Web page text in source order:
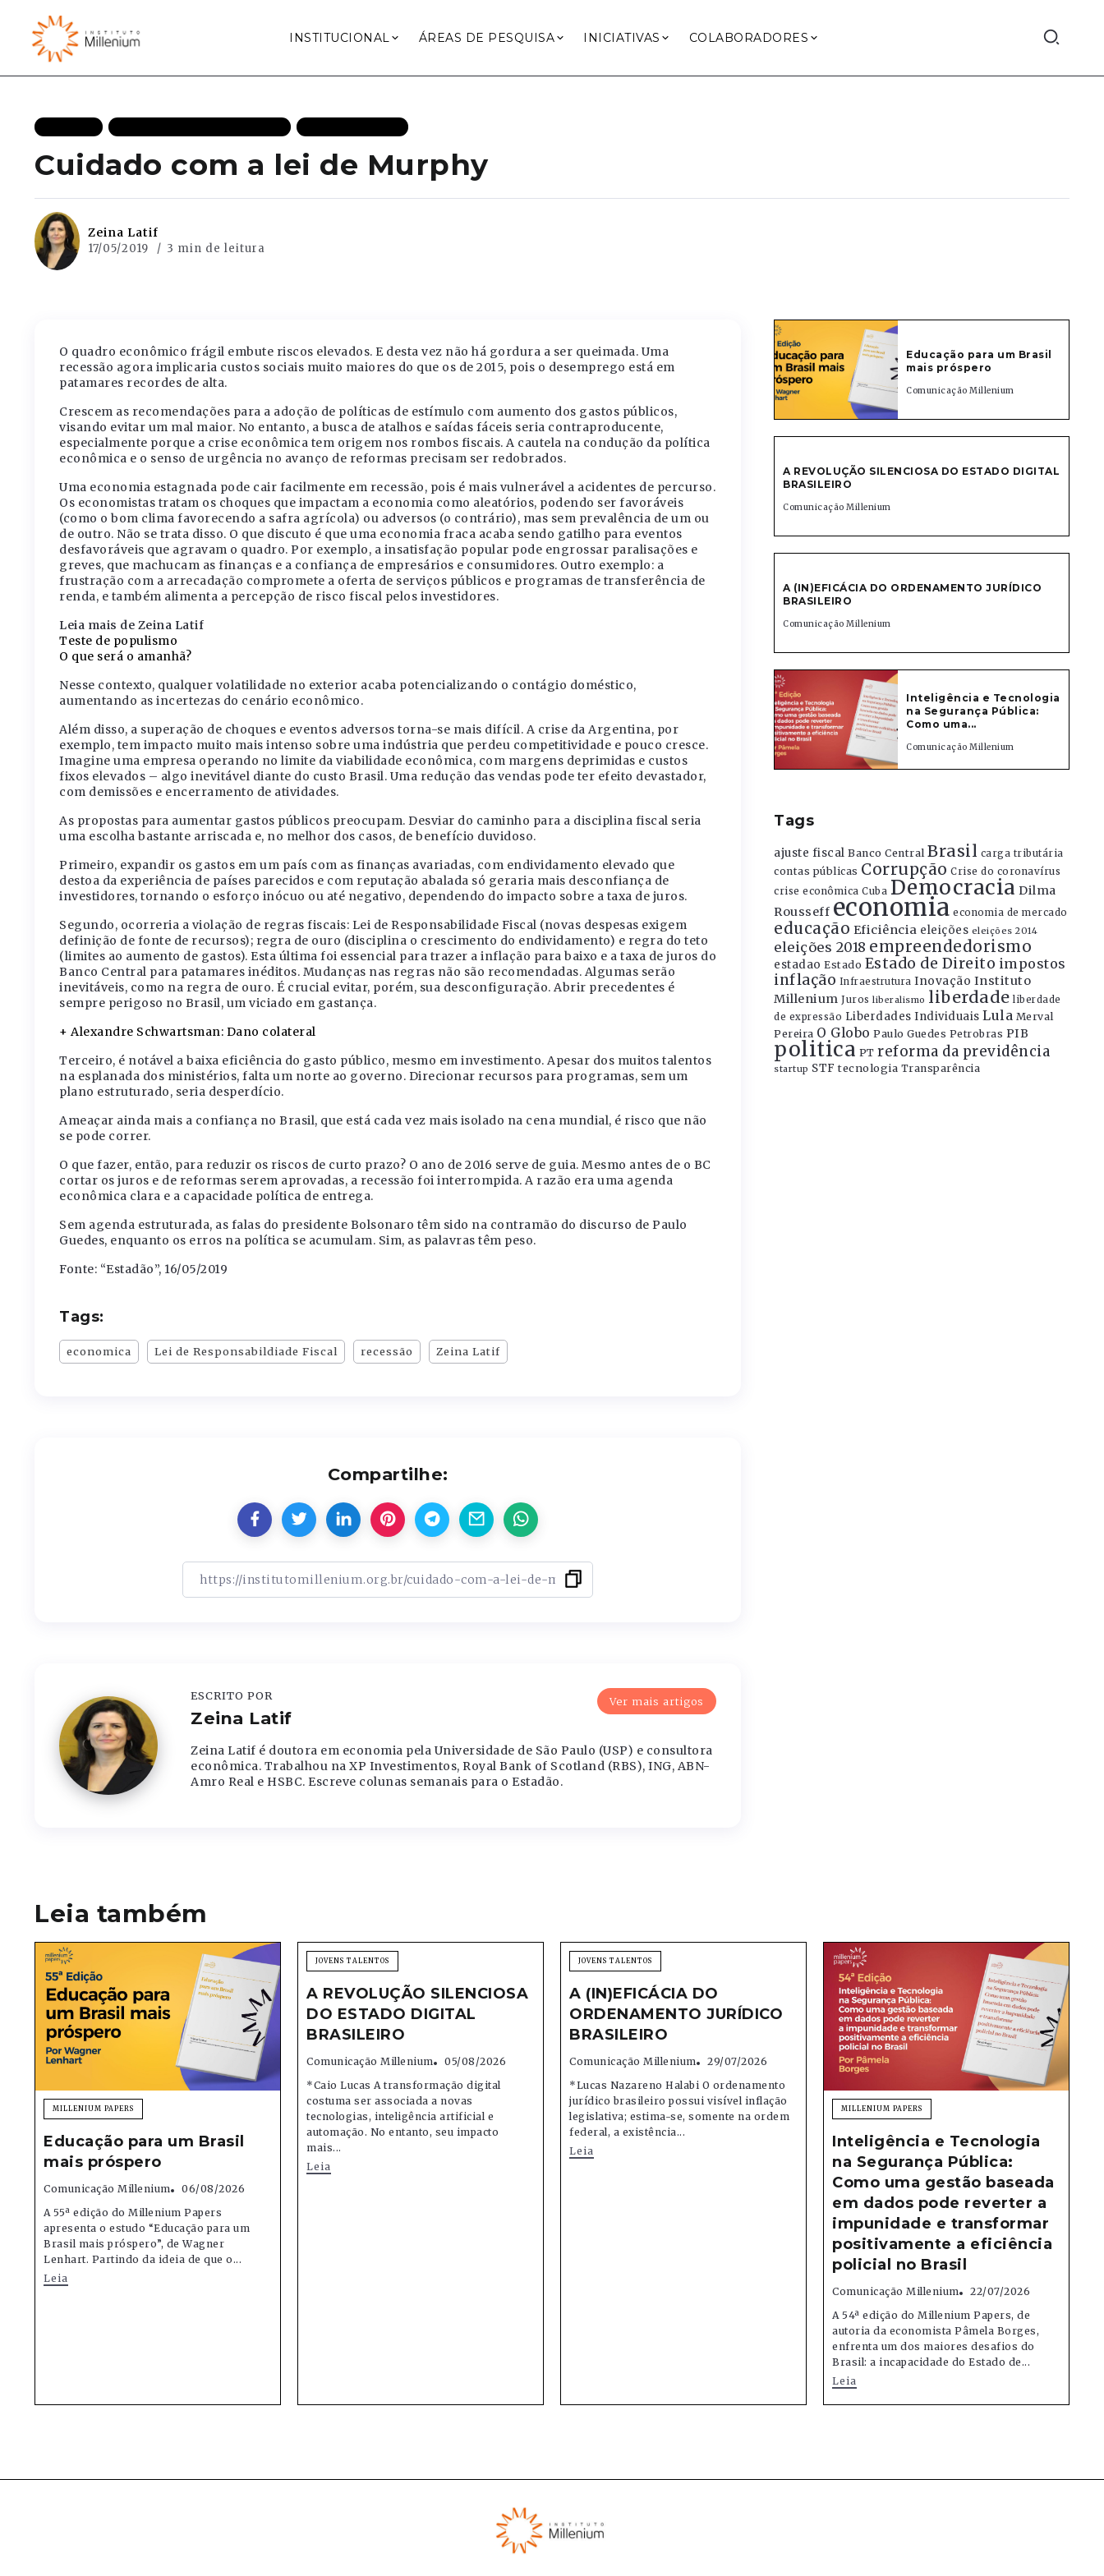
INSTITUCIONAL ÁREAS DE PESQUISA INICIATIVAS COLABORADORES
Cuidado com a lei de Murphy
Zeina Latif
17/05/2019 3 min de leitura
O quadro econômico frágil embute riscos elevados. E desta vez não há gordura a ser queimada. Uma
recessão agora implicaria custos sociais muito maiores do que os de 2015, pois o desemprego está em
patamares recordes de alta.
Crescem as recomendações para a adoção de políticas de estímulo com aumento dos gastos públicos,
visando evitar um mal maior. No entanto, a busca de atalhos e saídas fáceis seria contraproducente,
especialmente porque a crise econômica tem origem nos rombos fiscais. A cautela na condução da política
econômica e o senso de urgência no avanço de reformas precisam ser redobrados.
Uma economia estagnada pode cair facilmente em recessão, pois é mais vulnerável a acidentes de percurso.
Os economistas tratam os choques que impactam a economia como aleatórios, podendo ser favoráveis
(como o bom clima favorecendo a safra agrícola) ou adversos (o contrário), mas sem prevalência de um ou
de outro. Não se trata disso. O que discuto é que uma economia fraca acaba sendo gatilho para eventos
desfavoráveis que agravam o quadro. Por exemplo, a insatisfação popular pode engrossar paralisações e
greves, que machucam as finanças e a confiança de empresários e consumidores. Outro exemplo: a
frustração com a arrecadação compromete a oferta de serviços públicos e programas de transferência de
renda, e também alimenta a percepção de risco fiscal pelos investidores.
Leia mais de Zeina Latif
Teste de populismo
O que será o amanhã?
Nesse contexto, qualquer volatilidade no exterior acaba potencializando o contágio doméstico,
aumentando as incertezas do cenário econômico.
Além disso, a superação de choques e eventos adversos torna-se mais difícil. A crise da Argentina, por
exemplo, tem impacto muito mais intenso sobre uma indústria que perdeu competitividade e pouco cresce.
Imagine uma empresa operando no limite da viabilidade econômica, com margens deprimidas e custos
fixos elevados – algo inevitável diante do custo Brasil. Uma redução das vendas pode ter efeito devastador,
com demissões e encerramento de atividades.
As propostas para aumentar gastos públicos preocupam. Desviar do caminho para a disciplina fiscal seria
uma escolha bastante arriscada e, no melhor dos casos, de benefício duvidoso.
Primeiro, expandir os gastos em um país com as finanças avariadas, com endividamento elevado que
destoa da experiência de países parecidos e com reputação abalada só geraria mais desconfiança de
investidores, tornando o esforço inócuo ou até negativo, dependendo do impacto sobre a taxa de juros.
Segundo, ocorreria a violação de regras fiscais: Lei de Responsabilidade Fiscal (novas despesas exigem
definição de fonte de recursos); regra de ouro (disciplina o crescimento do endividamento) e regra do teto
(limites ao aumento de gastos). Esta última foi essencial para trazer a inflação para baixo e a taxa de juros do
Banco Central para patamares inéditos. Mudanças nas regras não são recomendadas. Algumas serão
inevitáveis, como na regra de ouro. É crucial evitar, porém, sua desconfiguração. Abrir precedentes é
sempre perigoso no Brasil, um viciado em gastança.
+ Alexandre Schwartsman: Dano colateral
Terceiro, é notável a baixa eficiência do gasto público, mesmo em investimento. Apesar dos muitos talentos
na esplanada dos ministérios, falta um norte ao governo. Direcionar recursos para programas, sem um
plano estruturado, seria desperdício.
Ameaçar ainda mais a confiança no Brasil, que está cada vez mais isolado na cena mundial, é risco que não
se pode correr.
O que fazer, então, para reduzir os riscos de curto prazo? O ano de 2016 serve de guia. Mesmo antes de o BC
cortar os juros e de reformas serem aprovadas, a recessão foi interrompida. A razão era uma agenda
econômica clara e a capacidade política de entrega.
Sem agenda estruturada, as falas do presidente Bolsonaro têm sido na contramão do discurso de Paulo
Guedes, enquanto os erros na política se acumulam. Sim, as palavras têm peso.
Fonte: “Estadão”, 16/05/2019
Tags:
economica Lei de Responsabildiade Fiscal recessão Zeina Latif
Compartilhe:
Ver mais artigos
ESCRITO POR
Zeina Latif
Zeina Latif é doutora em economia pela Universidade de São Paulo (USP) e consultora
econômica. Trabalhou na XP Investimentos, Royal Bank of Scotland (RBS), ING, ABN-
Amro Real e HSBC. Escreve colunas semanais para o Estadão.
Educação para um Brasil
mais próspero
Comunicação Millenium
A REVOLUÇÃO SILENCIOSA DO ESTADO DIGITAL
BRASILEIRO
Comunicação Millenium
A (IN)EFICÁCIA DO ORDENAMENTO JURÍDICO
BRASILEIRO
Comunicação Millenium
Inteligência e Tecnologia
na Segurança Pública:
Como uma...
Comunicação Millenium
Tags
ajuste fiscal Banco Central Brasil carga tributária
contas públicas Corrupção Crise do coronavírus
crise econômica Cuba Democracia Dilma
Rousseff economia economia de mercado
educação Eficiência eleições eleições 2014
eleições 2018 empreendedorismo
estadao Estado Estado de Direito impostos
inflação Infraestrutura Inovação Instituto
Millenium Juros liberalismo liberdade liberdade
de expressão Liberdades Individuais Lula Merval
Pereira O Globo Paulo Guedes Petrobras PIB
politica PT reforma da previdência
startup STF tecnologia Transparência
Leia também
MILLENIUM PAPERS
Educação para um Brasil
mais próspero
Comunicação Millenium
06/08/2026
A 55ª edição do Millenium Papers
apresenta o estudo “Educação para um
Brasil mais próspero”, de Wagner
Lenhart. Partindo da ideia de que o...
Leia
JOVENS TALENTOS
A REVOLUÇÃO SILENCIOSA
DO ESTADO DIGITAL
BRASILEIRO
Comunicação Millenium
05/08/2026
*Caio Lucas A transformação digital
costuma ser associada a novas
tecnologias, inteligência artificial e
automação. No entanto, seu impacto
mais...
Leia
JOVENS TALENTOS
A (IN)EFICÁCIA DO
ORDENAMENTO JURÍDICO
BRASILEIRO
Comunicação Millenium
29/07/2026
*Lucas Nazareno Halabi O ordenamento
jurídico brasileiro possui visível inflação
legislativa; estima-se, somente na ordem
federal, a existência...
Leia
MILLENIUM PAPERS
Inteligência e Tecnologia
na Segurança Pública:
Como uma gestão baseada
em dados pode reverter a
impunidade e transformar
positivamente a eficiência
policial no Brasil
Comunicação Millenium
22/07/2026
A 54ª edição do Millenium Papers, de
autoria da economista Pâmela Borges,
enfrenta um dos maiores desafios do
Brasil: a incapacidade do Estado de...
Leia